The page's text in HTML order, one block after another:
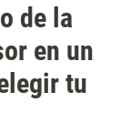
de la
en un
tu